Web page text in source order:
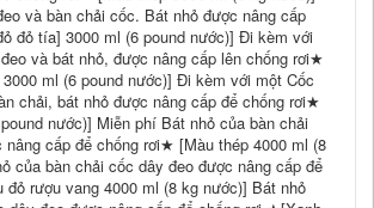
và bàn chải cốc. Bát nhỏ được nâng cấp
đỏ tía] 3000 ml (6 pound nước)] Đi kèm với
và bát nhỏ, được nâng cấp lên chống rơi★
ml (6 pound nước)] Đi kèm với một Cốc
chải, bát nhỏ được nâng cấp để chống rơi★
nước)] Miễn phí Bát nhỏ của bàn chải
nâng cấp để chống rơi★ [Màu thép 4000 ml (8
của bàn chải cốc dây đeo được nâng cấp để
rượu vang 4000 ml (8 kg nước)] Bát nhỏ